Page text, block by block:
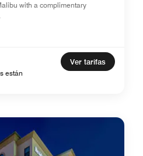
with a complimentary
están
Ver tarifas